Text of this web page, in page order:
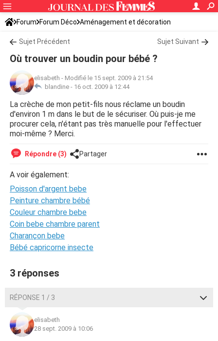
Forum Forum Déco Aménagement et décoration
Idées déco, aménagement
Sujet Précédent Sujet Suivant
Où trouver un boudin pour bébé ?
elisabeth - Modifié le 15 sept. 2009 à 21:54
blandine - 16 oct. 2009 à 12:44
La crèche de mon petit-fils nous réclame un boudin
d'environ 1 m dans le but de le sécuriser. Où puis-je me
procurer cela, n'étant pas très manuelle pour l'effectuer
moi-même ? Merci.
Répondre (3) Partager
A voir également:
Poisson d'argent bebe
Peinture chambre bébé
Couleur chambre bebe
Coin bebe chambre parent
Charançon bebe
Bébé capricorne insecte
3 réponses
RÉPONSE 1 / 3
elisabeth
28 sept. 2009 à 10:06